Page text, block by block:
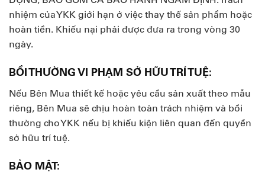
nhiệm của YKK giới hạn ở việc thay thế sản phẩm hoặc
hoàn tiền. Khiếu nại phải được đưa ra trong vòng 30
ngày.
BỒI THƯỜNG VI PHẠM SỞ HỮU TRÍ TUỆ:
Nếu Bên Mua thiết kế hoặc yêu cầu sản xuất theo mẫu
riêng, Bên Mua sẽ chịu hoàn toàn trách nhiệm và bồi
thường cho YKK nếu bị khiếu kiện liên quan đến quyền
sở hữu trí tuệ.
BẢO MẬT: